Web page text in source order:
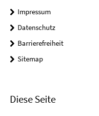
Impressum
Datenschutz
Barrierefreiheit
Sitemap
Diese Seite